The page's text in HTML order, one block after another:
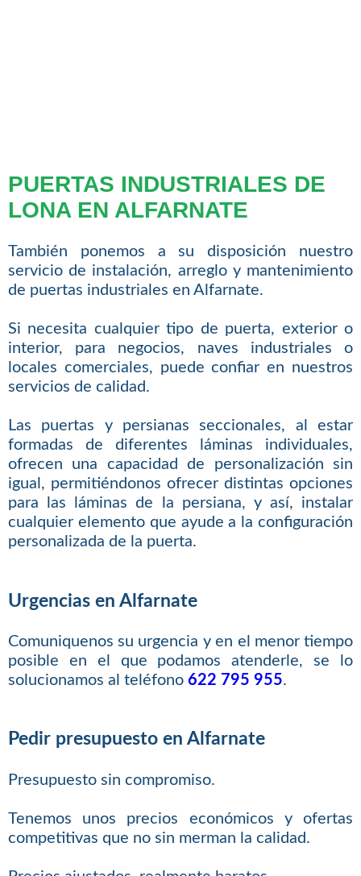
PUERTAS INDUSTRIALES DE
LONA EN ALFARNATE
También ponemos a su disposición nuestro
servicio de instalación, arreglo y mantenimiento
de puertas industriales en Alfarnate.
Si necesita cualquier tipo de puerta, exterior o
interior, para negocios, naves industriales o
locales comerciales, puede confiar en nuestros
servicios de calidad.
Las puertas y persianas seccionales, al estar
formadas de diferentes láminas individuales,
ofrecen una capacidad de personalización sin
igual, permitiéndonos ofrecer distintas opciones
para las láminas de la persiana, y así, instalar
cualquier elemento que ayude a la configuración
personalizada de la puerta.
Urgencias en Alfarnate
Comuniquenos su urgencia y en el menor tiempo
posible en el que podamos atenderle, se lo
solucionamos al teléfono 622 795 955.
Pedir presupuesto en Alfarnate
Presupuesto sin compromiso.
Tenemos unos precios económicos y ofertas
competitivas que no sin merman la calidad.